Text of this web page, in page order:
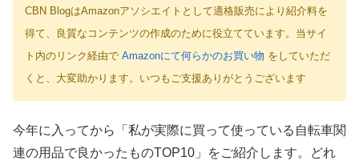
CBN BlogはAmazonアソシエイトとして適格販売により紹介料を
得て、良質なコンテンツの作成のために役立てています。当サイ
ト内のリンク経由で Amazonにて何らかのお買い物 をしていただ
くと、大変助かります。いつもご支援ありがとうございます
今年に入ってから「私が実際に買って使っている自転車関
連の用品で良かったものTOP10」をご紹介します。どれ